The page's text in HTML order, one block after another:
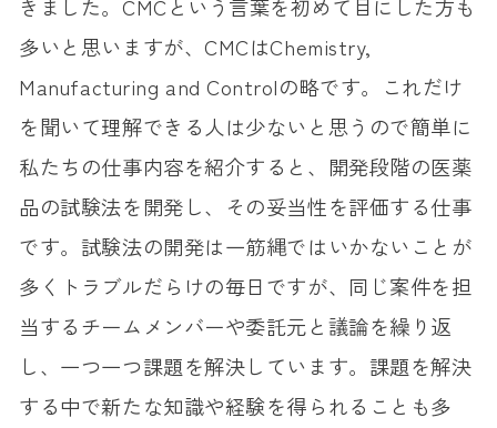
きました。 CMCという言葉を初めて目にした方も
多いと思いますが、CMCはChemistry,
Manufacturing and Controlの略です。これだけ
を聞いて理解できる人は少ないと思うので簡単に
私たちの仕事内容を紹介すると、開発段階の医薬
品の試験法を開発し、その妥当性を評価する仕事
です。試験法の開発は一筋縄ではいかないことが
多くトラブルだらけの毎日ですが、同じ案件を担
当するチームメンバーや委託元と議論を繰り返
し、一つ一つ課題を解決しています。課題を解決
する中で新たな知識や経験を得られることも多